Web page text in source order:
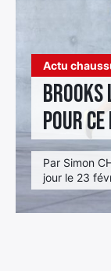
Actu
Brooks
pour ce
Par Simon
jour le 23